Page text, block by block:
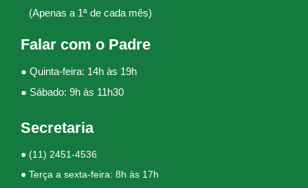
(Apenas a 1ª de cada mês)
Falar com o Padre
● Quinta-feira: 14h às 19h
● Sábado: 9h às 11h30
Secretaria
● (11) 2451-4536
● Terça a sexta-feira: 8h às 17h